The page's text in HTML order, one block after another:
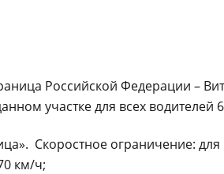
Российской Федерации –
участке для всех водителей
Скоростное ограничение: для
км/ч;